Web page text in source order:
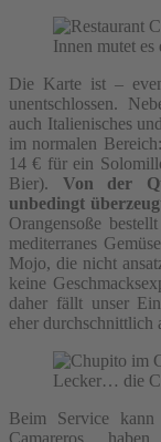
Innen mutet es
Die Karte ist –
unentschlossen.
auch Italienisches
im normalen
14 € für ein
Bier). Von der
unbedingt
Orangensoße
mediterranes
Mojo, die nicht
keine
daher fällt unser
eher durchschnittlich
Lecker… die
Beim Service